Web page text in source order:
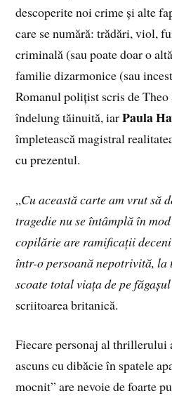
descoperite noi crime și alte
care se numără: trădări, viol,
criminală (sau poate doar o
familie dizarmonice (sau
Romanul polițist scris de Theo
îndelung tăinuită, iarPaula
împletească magistral
cu prezentul.
„Cu această carte am vrut să
tragedie nu se întâmplă în
copilărie are ramificații
într-o persoană nepotrivită,
scoate total viața de pe
scriitoarea britanică.
Fiecare personaj al thrillerului
ascuns cu dibăcie în spatele
mocnit” are nevoie de foarte